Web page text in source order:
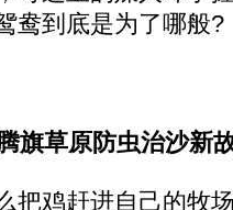
鸯到底是为了哪般?
草原防虫治沙新
鸡赶进自己的牧